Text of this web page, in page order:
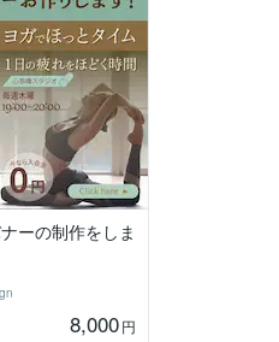
ーの制作をしま
8,000円